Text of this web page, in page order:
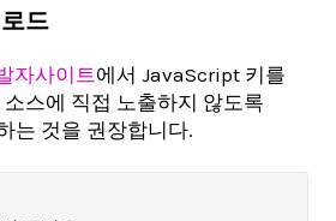
드
자사이트 에서 JavaScript 키를
스에 직접 노출하지 않도록
는 것을 권장합니다.